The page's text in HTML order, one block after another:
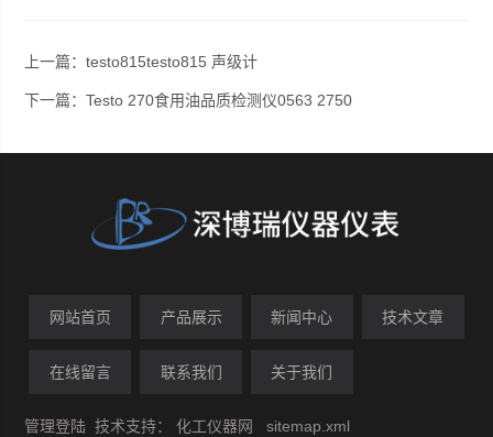
上一篇：testo815testo815 声级计
下一篇：Testo 270食用油品质检测仪0563 2750
网站首页 产品展示 新闻中心 技术文章
在线留言 联系我们 关于我们
管理登陆 技术支持：化工仪器网 sitemap.xml